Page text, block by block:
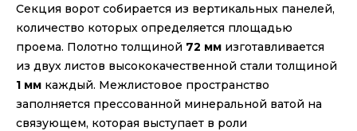
Секция ворот собирается из вертикальных панелей,
количество которых определяется площадью
проема. Полотно толщиной 72 мм изготавливается
из двух листов высококачественной стали толщиной
1 мм каждый. Межлистовое пространство
заполняется прессованной минеральной ватой на
связующем, которая выступает в роли